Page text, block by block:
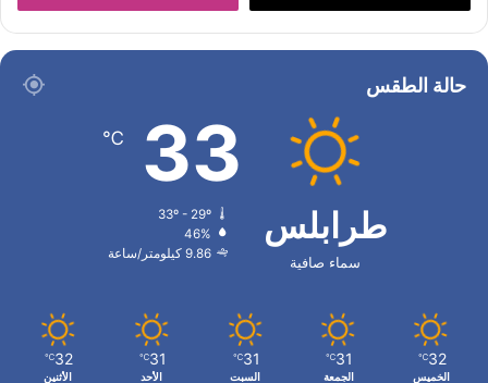
حالة الطقس
طرابلس
سماء صافية
33
℃
33º - 29º
46%
9.86 كيلومتر/ساعة
32
℃
الخميس
31
℃
الجمعة
31
℃
السبت
31
℃
الأحد
32
℃
الأثنين